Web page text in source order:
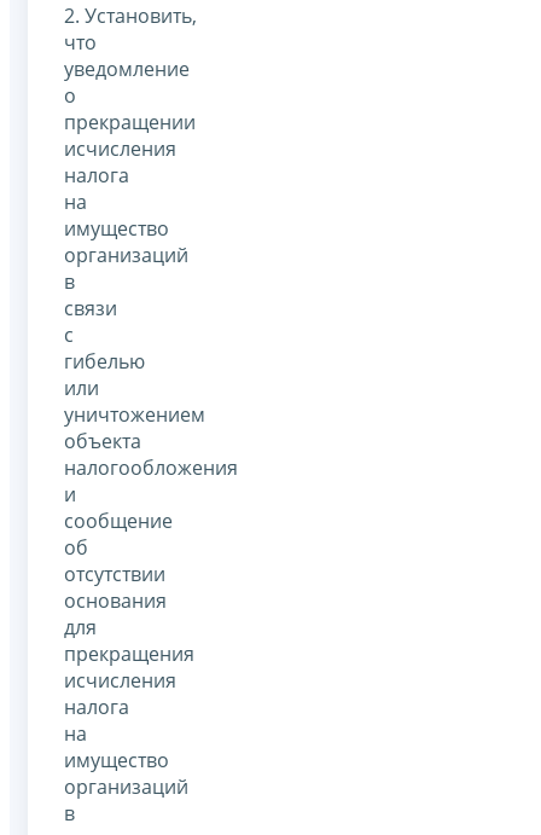
2. Установить,
что
уведомление
о
прекращении
исчисления
налога
на
имущество
организаций
в
связи
с
гибелью
или
уничтожением
объекта
налогообложения
и
сообщение
об
отсутствии
основания
для
прекращения
исчисления
налога
на
имущество
организаций
в